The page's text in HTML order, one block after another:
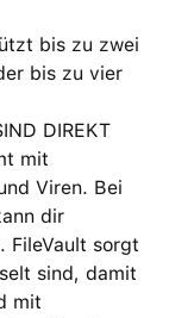
bis zu zwei
bis zu vier
DIREKT
mit
Viren. Bei
dir
FileVault sorgt
sind, damit
mit